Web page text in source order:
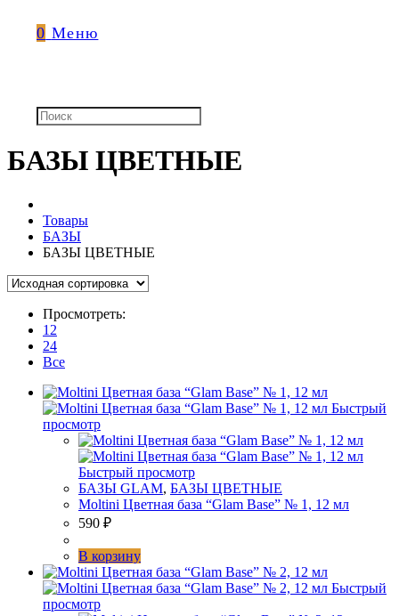
0 Меню
БАЗЫ ЦВЕТНЫЕ
Товары
БАЗЫ
БАЗЫ ЦВЕТНЫЕ
Просмотреть:
12
24
Все
Быстрый
просмотр
Быстрый просмотр
БАЗЫ GLAM, БАЗЫ ЦВЕТНЫЕ
Moltini Цветная база “Glam Base” № 1, 12 мл
590 ₽
В корзину
Быстрый
просмотр